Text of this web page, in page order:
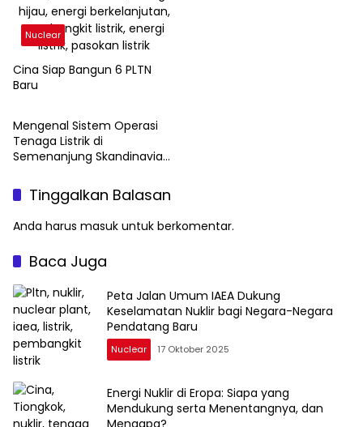
Nuclear
Cina Siap Bangun 6 PLTN
Baru
Hydro
Mengenal Sistem Operasi
Tenaga Listrik di
Semenanjung Skandinavia
Tinggalkan Balasan
Anda harus masuk untuk berkomentar.
Baca Juga
Peta Jalan Umum IAEA Dukung
Keselamatan Nuklir bagi Negara-Negara
Pendatang Baru
Nuclear 17 Oktober 2025
Energi Nuklir di Eropa: Siapa yang
Mendukung serta Menentangnya, dan